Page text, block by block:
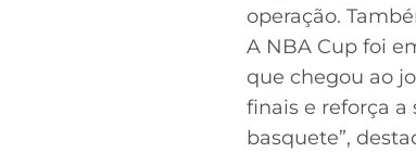
operação.
A NBA Cup foi
que chegou ao
finais e reforça a
basquete”,